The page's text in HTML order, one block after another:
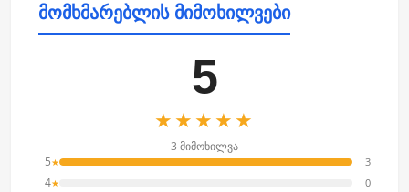
მომხმარებლის მიმოხილვები
5
★★★★★
3 მიმოხილვა
5★ 3
4★ 0